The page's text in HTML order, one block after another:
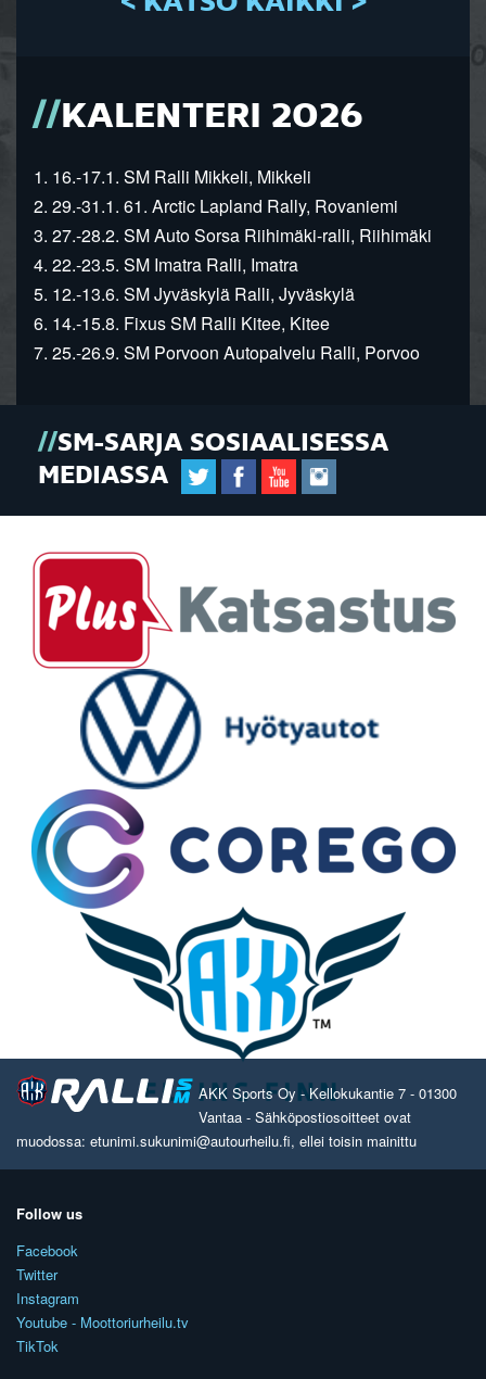
KALENTERI 2026
1. 16.-17.1. SM Ralli Mikkeli, Mikkeli
2. 29.-31.1. 61. Arctic Lapland Rally, Rovaniemi
3. 27.-28.2. SM Auto Sorsa Riihimäki-ralli, Riihimäki
4. 22.-23.5. SM Imatra Ralli, Imatra
5. 12.-13.6. SM Jyväskylä Ralli, Jyväskylä
6. 14.-15.8. Fixus SM Ralli Kitee, Kitee
7. 25.-26.9. SM Porvoon Autopalvelu Ralli, Porvoo
SM-SARJA SOSIAALISESSA
MEDIASSA
AKK Sports Oy - Kellokukantie 7 - 01300
Vantaa - Sähköpostiosoitteet ovat
muodossa: etunimi.sukunimi@autourheilu.fi, ellei toisin mainittu
Follow us
Facebook
Twitter
Instagram
Youtube - Moottoriurheilu.tv
TikTok